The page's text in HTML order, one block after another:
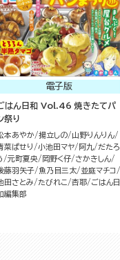
電子版
はん日和 Vol.46 焼きたてパ
祭り
本あやか 揚立しの
山野りんりん
菜ぱせり
小池田マヤ 阿九
だたろ
元町夏央 岡野く仔 さかきしん
藤羽矢子
魚乃目三太
並庭マチコ
田さとみ
たびれこ 杏耶
ごはん日
編集部